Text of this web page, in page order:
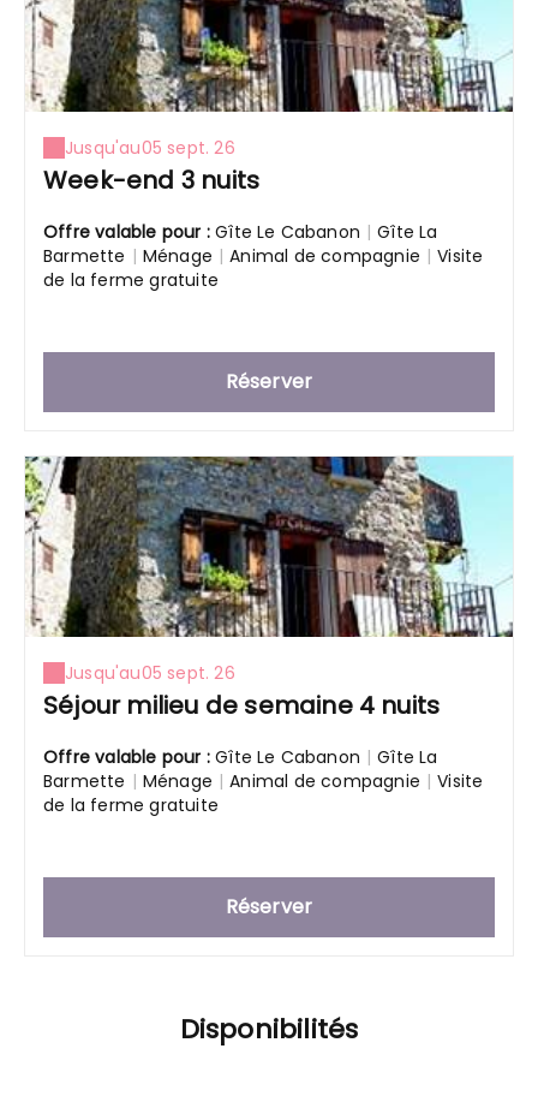
Jusqu'au05 sept. 26
Week-end 3 nuits
Offre valable pour :Gîte Le Cabanon | Gîte La
Barmette | Ménage | Animal de compagnie | Visite
de la ferme gratuite
Réserver
Jusqu'au05 sept. 26
Séjour milieu de semaine 4 nuits
Offre valable pour :Gîte Le Cabanon | Gîte La
Barmette | Ménage | Animal de compagnie | Visite
de la ferme gratuite
Réserver
Disponibilités